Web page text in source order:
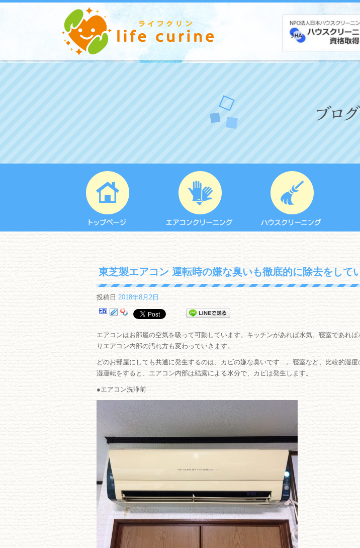
東芝製エアコン 運転時の嫌な臭いも徹底的に除去をして
投稿日 2018年8月2日
エアコンはお部屋の空気を吸って可動しています。キッチンがあれば水気、寝室であれ
りエアコン内部の汚れ方も変わっていきます。
どのお部屋にしても共通に発生するのは、カビの嫌な臭いです…。寝室など、比較的湿
湿運転をすると、エアコン内部は結露による水分で、カビは発生します。
●エアコン洗浄前